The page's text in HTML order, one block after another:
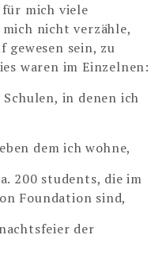
für mich viele
nicht verzähle,
gewesen sein, zu
waren im Einzelnen:
in denen ich
dem ich wohne,
200 students, die im
Foundation sind,
der